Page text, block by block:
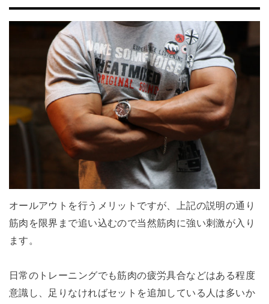
オールアウトを行うメリットですが、上記の説明の通り
筋肉を限界まで追い込むので当然筋肉に強い刺激が入り
ます。
日常のトレーニングでも筋肉の疲労具合などはある程度
意識し、足りなければセットを追加している人は多いか